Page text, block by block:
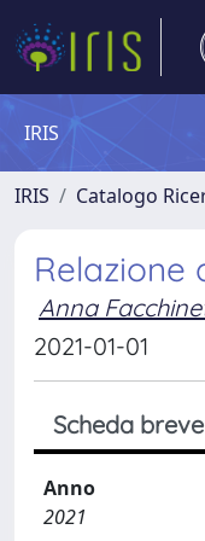
IRIS
IRIS Catalogo
Relazione
Anna
2021-01-01
Scheda breve
Anno
2021